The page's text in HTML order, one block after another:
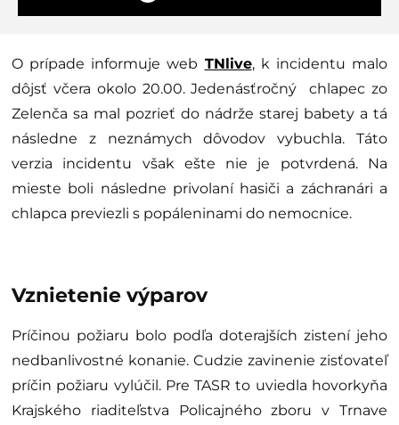
O prípade informuje web TNlive, k incidentu malo
dôjsť včera okolo 20.00. Jedenásťročný chlapec zo
Zelenča sa mal pozrieť do nádrže starej babety a tá
následne z neznámych dôvodov vybuchla. Táto
verzia incidentu však ešte nie je potvrdená. Na
mieste boli následne privolaní hasiči a záchranári a
chlapca previezli s popáleninami do nemocnice.
Vznietenie výparov
Príčinou požiaru bolo podľa doterajších zistení jeho
nedbanlivostné konanie. Cudzie zavinenie zisťovateľ
príčin požiaru vylúčil. Pre TASR to uviedla hovorkyňa
Krajského riaditeľstva Policajného zboru v Trnave